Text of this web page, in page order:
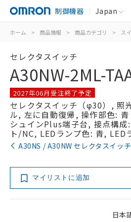
制御機器 Japan
ホーム > 商品情報 > 商品カテゴリ > ス
セレクタスイッチ
A30NW-2ML-
2027年06月受注終了予定
セレクタスイッチ（φ30）, 照
ル, 左に自動復帰, 操作部色:
シュインPlus端子台, 接点構成
ト/NC, LEDランプ色: 青, LED
A30NS / A30NW セレクタスイッ
マイリストに追加
日本